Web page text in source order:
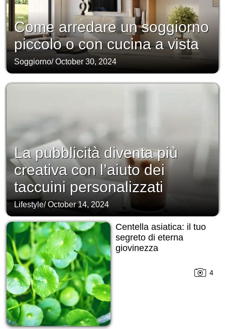
Come arredare un soggiorno
piccolo o con cucina a vista
Soggiorno/October 30, 2024
La pubblicità diventa più
creativa con l’aiuto dei
taccuini personalizzati
Lifestyle/October 14, 2024
Centella asiatica: il tuo
segreto di eterna
giovinezza
4